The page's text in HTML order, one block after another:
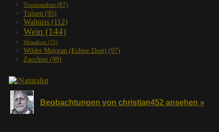
Topinambur(87)
Tulpen (95)
Walnuss (112)
Wein (144)
Weissdorn (73)
Wilder Majoran (Echter Dost) (97)
Zucchini (99)
Beobachtungen von christian452 ansehen »